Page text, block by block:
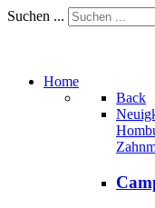
Suchen ...
Home
Back